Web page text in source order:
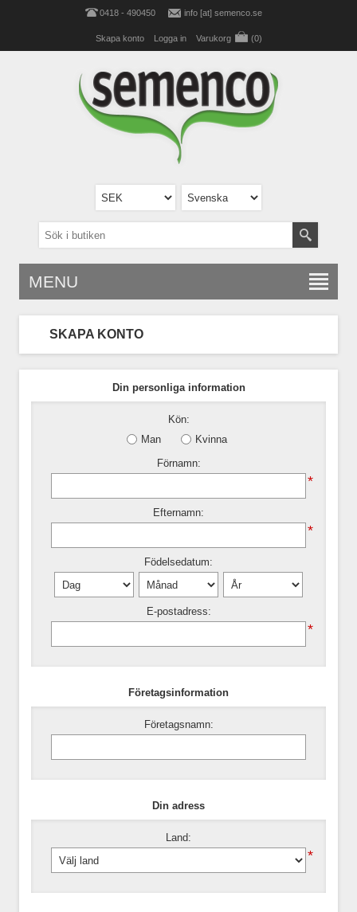
0418 - 490450 info [at] semenco.se
Skapa konto Logga in Varukorg (0)
MENU
SKAPA KONTO
Din personliga information
Kön:
Man
Kvinna
Förnamn:
*
Efternamn:
*
Födelsedatum:
E-postadress:
*
Företagsinformation
Företagsnamn:
Din adress
Land:
*